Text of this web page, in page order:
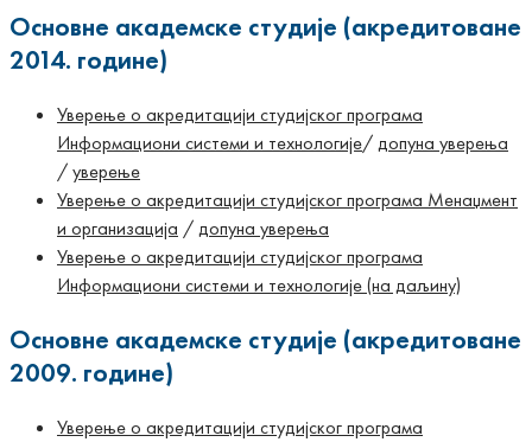
Основне академске студије (акредитоване
2014. године)
Уверење о акредитацији студијског програма
Информациони системи и теxнологије/допуна уверења
/уверење
Уверење о акредитацији студијског програма Менаџмент
и организација /допуна уверења
Уверење о акредитацији студијског програма
Информациони системи и теxнологије (на даљину)
Основне академске студије (акредитоване
2009. године)
Уверење о акредитацији студијског програма